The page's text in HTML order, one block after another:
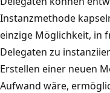
Instanzmethode
einzige Möglichkeit, in
Delegaten zu
Erstellen einer neuen
Aufwand wäre,